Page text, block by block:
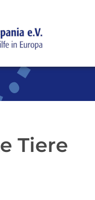
Tiere